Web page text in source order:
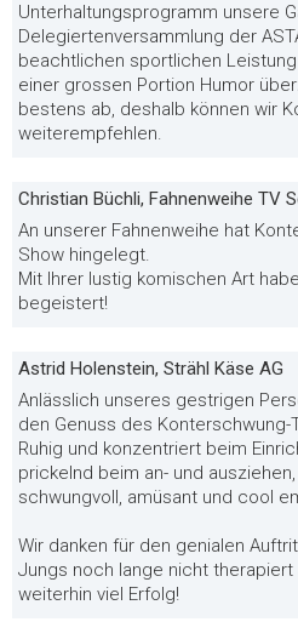
Unterhaltungsprogramm unsere
Delegiertenversammlung der
beachtlichen sportlichen
einer grossen Portion Humor
bestens ab, deshalb können wir
weiterempfehlen.
Christian Büchli, Fahnenweihe TV
An unserer Fahnenweihe hat
Show hingelegt.
Mit Ihrer lustig komischen Art
begeistert!
Astrid Holenstein, Strähl Käse AG
Anlässlich unseres gestrigen
den Genuss des
Ruhig und konzentriert beim
prickelnd beim an- und
schwungvoll, amüsant und cool
Wir danken für den genialen
Jungs noch lange nicht therapiert
weiterhin viel Erfolg!